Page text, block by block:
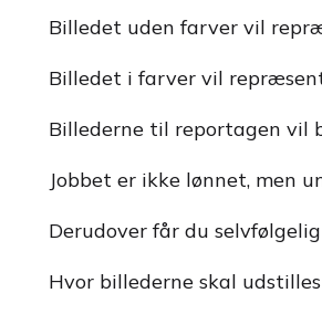
Billedet uden farver vil
Billedet i farver vil
Billederne til reportagen vil
Jobbet er ikke lønnet, men
Derudover får du
Hvor billederne skal